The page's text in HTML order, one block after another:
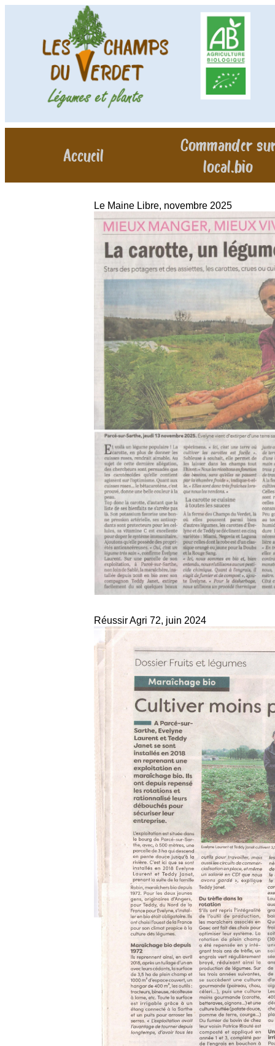
Accueil
Commander
local.bio
Le Maine Libre, novembre 2025
Réussir Agri 72, juin 2024